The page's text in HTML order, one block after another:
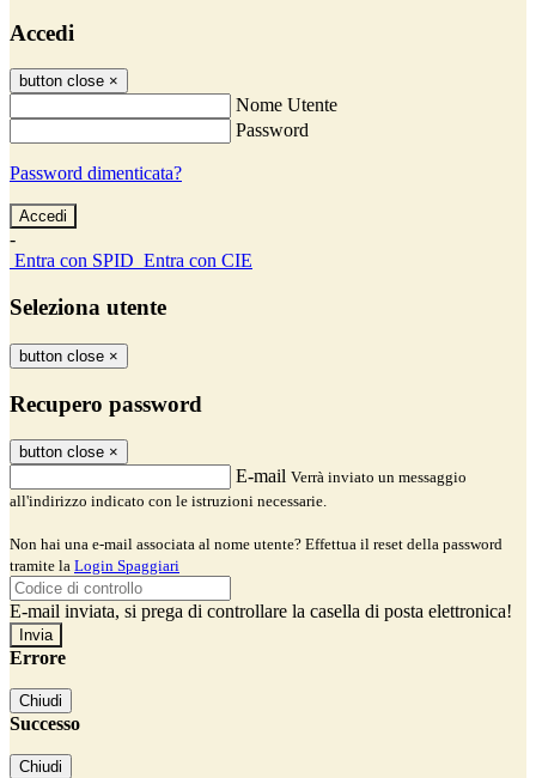
Accedi
button close ×
Nome Utente
Password
Password dimenticata?
-
Entra con SPID Entra con CIE
Seleziona utente
button close ×
Recupero password
button close ×
E-mail Verrà inviato un messaggio
all'indirizzo indicato con le istruzioni necessarie.
Non hai una e-mail associata al nome utente? Effettua il reset della password
tramite la Login Spaggiari
E-mail inviata, si prega di controllare la casella di posta elettronica!
Errore
Chiudi
Successo
Chiudi